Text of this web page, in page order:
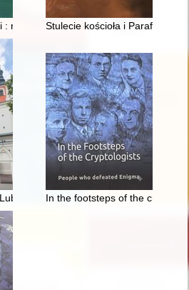
: na 25 lecie zawiązania Towarzystwa
Stulecie kościoła i Parafii
(Biała) 1325-2025
In the footsteps of the